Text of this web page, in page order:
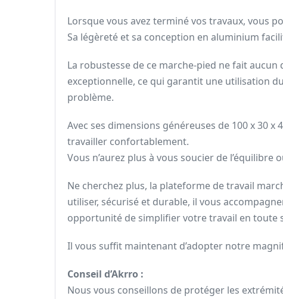
Lorsque vous avez terminé vos travaux, vous
Sa légèreté et sa conception en aluminium
La robustesse de ce marche-pied ne fait
exceptionnelle, ce qui garantit une utilisation
problème.
Avec ses dimensions généreuses de 100 x 30
travailler confortablement.
Vous n’aurez plus à vous soucier de
Ne cherchez plus, la plateforme de travail
utiliser, sécurisé et durable, il vous
opportunité de simplifier votre travail en toute
Il vous suffit maintenant d’adopter notre
Conseil d’Akrro :
Nous vous conseillons de protéger les